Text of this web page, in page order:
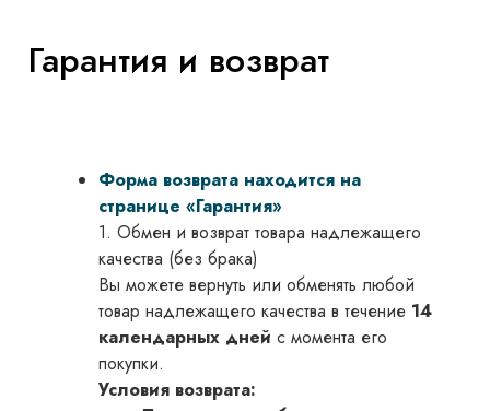
Гарантия и возврат
Форма возврата находится на
странице «Гарантия»
1. Обмен и возврат товара надлежащего
качества (без брака)
Вы можете вернуть или обменять любой
товар надлежащего качества в течение 14
календарных дней с момента его
покупки.
Условия возврата: